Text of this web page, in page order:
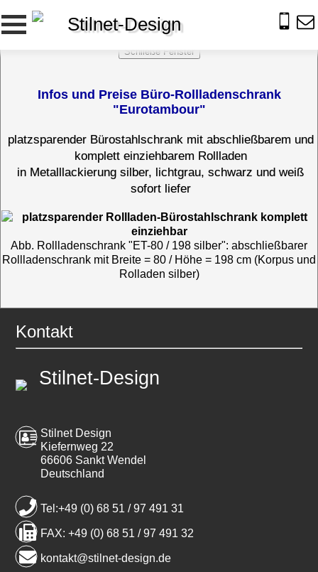
Stilnet-Design
Infos und Preise Büro-Rollladenschrank
"Eurotambour"
platzsparender Bürostahlschrank mit abschließbarem und
komplett einziehbarem Rollladen
in Metalllackierung silber, lichtgrau, schwarz und weiß
sofort liefer
Abb. Rollladenschrank "ET-80 / 198 silber": abschließbarer
Rollladenschrank mit Breite = 80 / Höhe = 198 cm (Korpus und
Rolladen silber)
Kontakt
Stilnet-Design
Stilnet Design
Kiefernweg 22
66606 Sankt Wendel
Deutschland
Tel:+49 (0) 68 51 / 97 491 31
FAX: +49 (0) 68 51 / 97 491 32
kontakt@stilnet-design.de